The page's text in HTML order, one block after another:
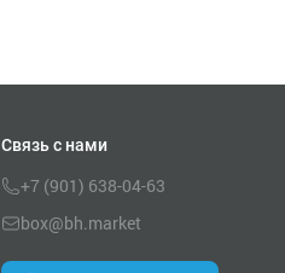
Связь с нами
+7 (901) 638-04-63
box@bh.market